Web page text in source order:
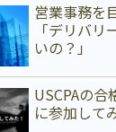
営業事務を
「デリバリ
いの？」
USCPAの合
に参加して